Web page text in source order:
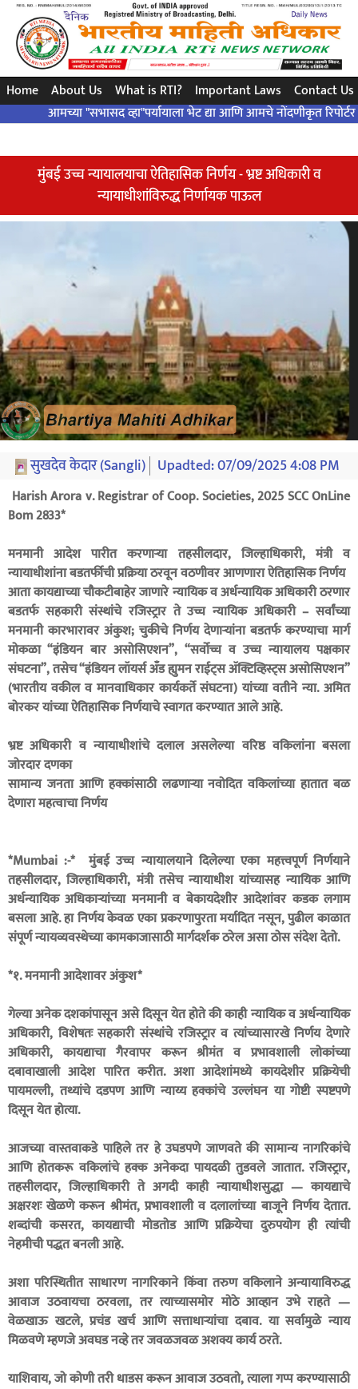
સરળ પ્રશ્ન..એક ચોક્કસ જવાબ ... બંધારણ દ્વારા ..!
Home About Us What is RTI? Important Laws
Contact Us
"सभासद व्हा"पर्यायाला भेट द्या आणि आमचे नोंदणीकृत रिपोर्टर बना आणि
मुंबई उच्च न्यायालयाचा ऐतिहासिक निर्णय - भ्रष्ट अधिकारी व
न्यायाधीशांविरुद्ध निर्णायक पाऊल
सुखदेव केदार (Sangli) Upadted:07/09/2025 4:08 PM
Harish Arora v. Registrar of Coop. Societies, 2025 SCC OnLine
Bom 2833*
मनमानी आदेश पारीत करणाऱ्या तहसीलदार, जिल्हाधिकारी, मंत्री व
न्यायाधीशांना बडतर्फीची प्रक्रिया ठरवून वठणीवर आणणारा ऐतिहासिक निर्णय
आता कायद्याच्या चौकटीबाहेर जाणारे न्यायिक व अर्धन्यायिक अधिकारी ठरणार
बडतर्फ सहकारी संस्थांचे रजिस्ट्रार ते उच्च न्यायिक अधिकारी – सर्वांच्या
मनमानी कारभारावर अंकुश; चुकीचे निर्णय देणाऱ्यांना बडतर्फ करण्याचा मार्ग
मोकळा “इंडियन बार असोसिएशन”, “सर्वोच्च व उच्च न्यायालय पक्षकार
संघटना”, तसेच “इंडियन लॉयर्स अँड ह्युमन राईट्स ॲक्टिव्हिस्ट्स असोसिएशन”
(भारतीय वकील व मानवाधिकार कार्यकर्ते संघटना) यांच्या वतीने न्या. अमित
बोरकर यांच्या ऐतिहासिक निर्णयाचे स्वागत करण्यात आले आहे.
भ्रष्ट अधिकारी व न्यायाधीशांचे दलाल असलेल्या वरिष्ठ वकिलांना बसला
जोरदार दणका
सामान्य जनता आणि हक्कांसाठी लढणाऱ्या नवोदित वकिलांच्या हातात बळ
देणारा महत्वाचा निर्णय
*Mumbai :-* मुंबई उच्च न्यायालयाने दिलेल्या एका महत्त्वपूर्ण निर्णयाने
तहसीलदार, जिल्हाधिकारी, मंत्री तसेच न्यायाधीश यांच्यासह न्यायिक आणि
अर्धन्यायिक अधिकार्‍यांच्या मनमानी व बेकायदेशीर आदेशांवर कडक लगाम
बसला आहे. हा निर्णय केवळ एका प्रकरणापुरता मर्यादित नसून, पुढील काळात
संपूर्ण न्यायव्यवस्थेच्या कामकाजासाठी मार्गदर्शक ठरेल असा ठोस संदेश देतो.
*१. मनमानी आदेशावर अंकुश*
गेल्या अनेक दशकांपासून असे दिसून येत होते की काही न्यायिक व अर्धन्यायिक
अधिकारी, विशेषतः सहकारी संस्थांचे रजिस्ट्रार व त्यांच्यासारखे निर्णय देणारे
अधिकारी, कायद्याचा गैरवापर करून श्रीमंत व प्रभावशाली लोकांच्या
दबावाखाली आदेश पारित करीत. अशा आदेशांमध्ये कायदेशीर प्रक्रियेची
पायमल्ली, तथ्यांचे दडपण आणि न्याय्य हक्कांचे उल्लंघन या गोष्टी स्पष्टपणे
दिसून येत होत्या.
आजच्या वास्तवाकडे पाहिले तर हे उघडपणे जाणवते की सामान्य नागरिकांचे
आणि होतकरू वकिलांचे हक्क अनेकदा पायदळी तुडवले जातात. रजिस्ट्रार,
तहसीलदार, जिल्हाधिकारी ते अगदी काही न्यायाधीशसुद्धा — कायद्याचे
अक्षरशः खेळणे करून श्रीमंत, प्रभावशाली व दलालांच्या बाजूने निर्णय देतात.
शब्दांची कसरत, कायद्याची मोडतोड आणि प्रक्रियेचा दुरुपयोग ही त्यांची
नेहमीची पद्धत बनली आहे.
अशा परिस्थितीत साधारण नागरिकाने किंवा तरुण वकिलाने अन्यायाविरुद्ध
आवाज उठवायचा ठरवला, तर त्याच्यासमोर मोठे आव्हान उभे राहते —
वेळखाऊ खटले, प्रचंड खर्च आणि सत्ताधाऱ्यांचा दबाव. या सर्वामुळे न्याय
मिळवणे म्हणजे अवघड नव्हे तर जवळजवळ अशक्य कार्य ठरते.
याशिवाय, जो कोणी तरी धाडस करून आवाज उठवतो, त्याला गप्प करण्यासाठी